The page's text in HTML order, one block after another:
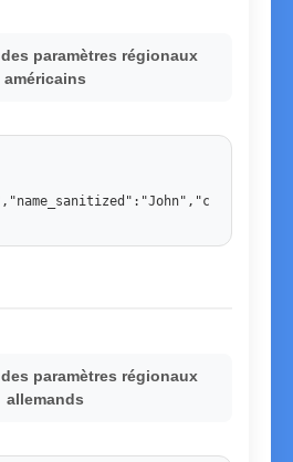
paramètres régionaux
américains
paramètres régionaux
allemands